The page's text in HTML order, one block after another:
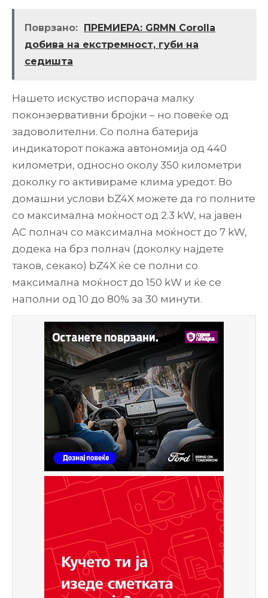
Поврзано:
ПРЕМИЕРА: GRMN Corolla
добива на екстремност, губи на
седишта
Нашето искуство испорача малку
поконзервативни бројки – но повеќе од
задоволителни. Со полна батерија
индикаторот покажа автономија од 440
километри, односно околу 350 километри
доколку го активираме клима уредот. Во
домашни услови bZ4X можете да го полните
со максимална моќност од 2.3 kW, на јавен
AC полнач со максимална моќност до 7 kW,
додека на брз полнач (доколку најдете
таков, секако) bZ4X ќе се полни со
максимална моќност до 150 kW и ќе се
наполни од 10 до 80% за 30 минути.